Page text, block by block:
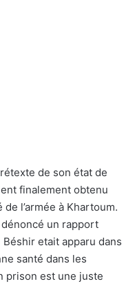
de son état de
finalement obtenu
l’armée à Khartoum.
un rapport
etait apparu dans
santé dans les
prison est une juste